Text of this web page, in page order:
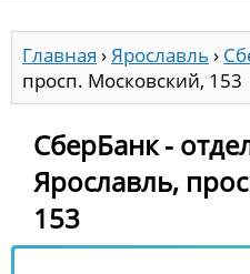
Главная ›Ярославль ›
просп. Московский, 153
СберБанк -
Ярославль,
153